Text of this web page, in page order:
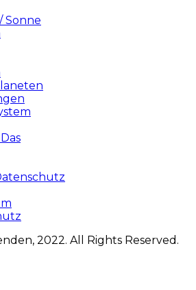
Sonne
2022. All Rights Reserved.